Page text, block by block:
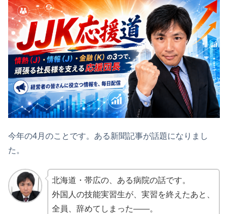
今年の4月のことです。ある新聞記事が話題になりまし
た。
北海道・帯広の、ある病院の話です。
外国人の技能実習生が、実習を終えたあと、
全員、辞めてしまった――。